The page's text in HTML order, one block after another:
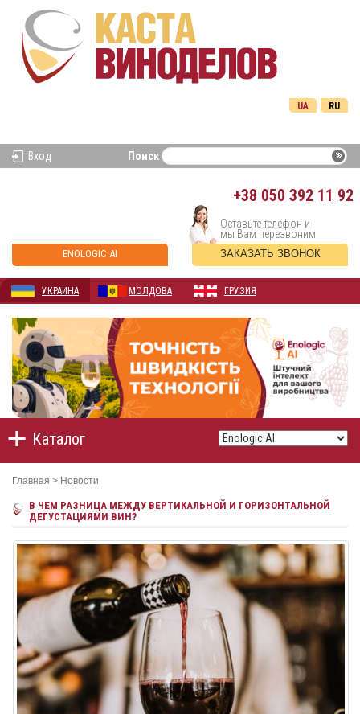
RU
UA
Вход Поиск
+38 050 392 11 92
ENOLOGIC AI
Оставьте телефон и
мы Вам перезвоним
ЗАКАЗАТЬ ЗВОНОК
УКРАИНА МОЛДОВА ГРУЗИЯ
Каталог
Главная > Новости
В ЧЕМ РАЗНИЦА МЕЖДУ ВЕРТИКАЛЬНОЙ И ГОРИЗОНТАЛЬНОЙ
ДЕГУСТАЦИЯМИ ВИН?